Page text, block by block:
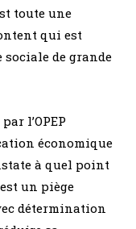
toute une
qui est
de grande
l’OPEP
économique
à quel point
un piège
détermination